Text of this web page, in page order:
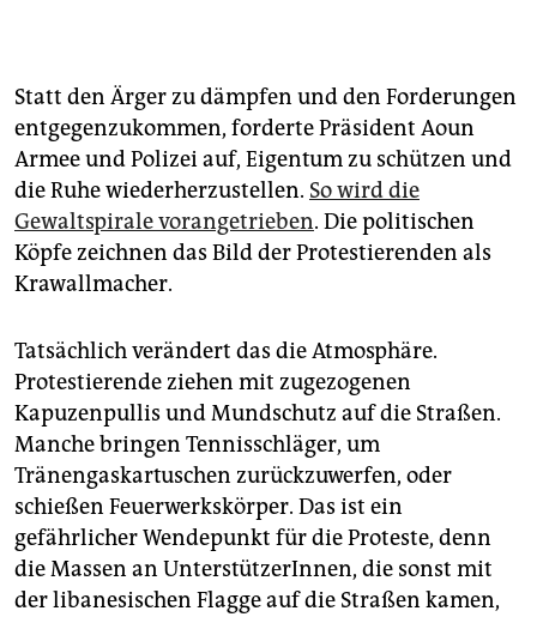
Statt den Ärger zu dämpfen und den Forderungen
entgegenzukommen, forderte Präsident Aoun
Armee und Polizei auf, Eigentum zu schützen und
die Ruhe wiederherzustellen. So wird die
Gewaltspirale vorangetrieben. Die politischen
Köpfe zeichnen das Bild der Protestierenden als
Krawallmacher.
Tatsächlich verändert das die Atmosphäre.
Protestierende ziehen mit zugezogenen
Kapuzenpullis und Mundschutz auf die Straßen.
Manche bringen Tennisschläger, um
Tränengaskartuschen zurückzuwerfen, oder
schießen Feuerwerkskörper. Das ist ein
gefährlicher Wendepunkt für die Proteste, denn
die Massen an UnterstützerInnen, die sonst mit
der libanesischen Flagge auf die Straßen kamen,